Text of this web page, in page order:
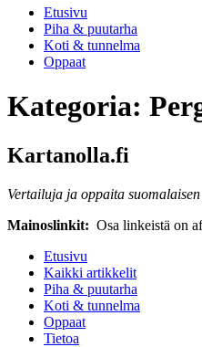
Etusivu
Piha & puutarha
Koti & tunnelma
Oppaat
Kategoria:
Kartanolla.fi
Vertailuja ja oppaita
Mainoslinkit: Osa linkeistä on
Etusivu
Kaikki artikkelit
Piha & puutarha
Koti & tunnelma
Oppaat
Tietoa